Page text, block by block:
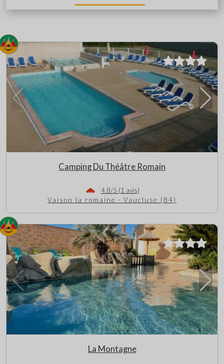
Camping Du Théâtre Romain
4.8/5 (1 avis)
Vaison la romaine - Vaucluse (84)
La Montagne